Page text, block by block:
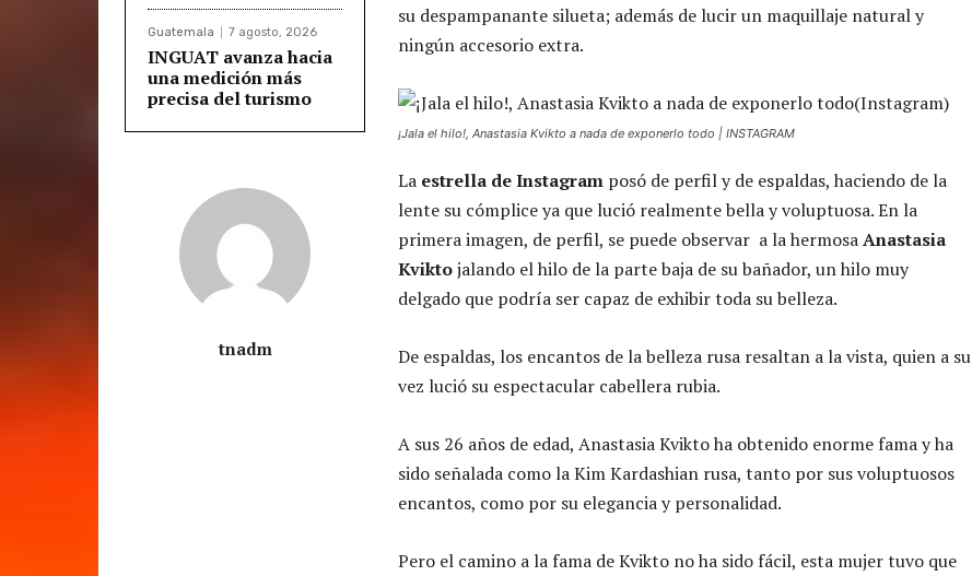
Guatemala 7 agosto, 2026
INGUAT avanza hacia
una medición más
precisa del turismo
tnadm
su despampanante silueta; además de lucir un maquillaje natural y
ningún accesorio extra.
¡Jala el hilo!, Anastasia Kvikto a nada de exponerlo todo | INSTAGRAM
La estrella de Instagram posó de perfil y de espaldas, haciendo de la
lente su cómplice ya que lució realmente bella y voluptuosa. En la
primera imagen, de perfil, se puede observar a la hermosaAnastasia
Kviktojalando el hilo de la parte baja de su bañador, un hilo muy
delgado que podría ser capaz de exhibir toda su belleza.
De espaldas, los encantos de la belleza rusa resaltan a la vista, quien a su
vez lució su espectacular cabellera rubia.
A sus 26 años de edad, Anastasia Kvikto ha obtenido enorme fama y ha
sido señalada como la Kim Kardashian rusa, tanto por sus voluptuosos
encantos, como por su elegancia y personalidad.
Pero el camino a la fama de Kvikto no ha sido fácil, esta mujer tuvo que